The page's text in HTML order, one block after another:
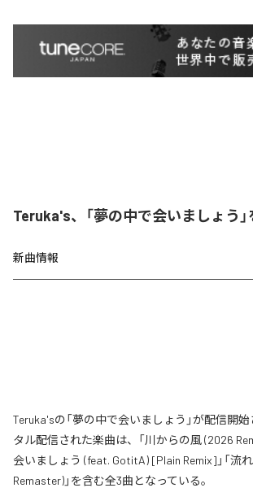
Teruka's、「夢の中で会いましょう
新曲情報
Teruka'sの「夢の中で会いましょう」が配信開
タル配信された楽曲は、「川からの風 (2026
会いましょう (feat. GotitA) [Plain Remix]」「流
Remaster)」を含む全3曲となっている。